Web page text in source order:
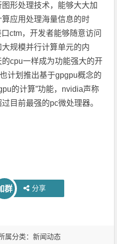
形处理技术，能够大大加
应用处理海量信息的时
ctm，开发者能够随意访问
规模并行计算单元的内
cpu一样成为功能强大的开
计划推出基于gpgpu概念的
的计算”功能，nvidia声称
目前最强的pc微处理器。
群 分享
属分类：新闻动态